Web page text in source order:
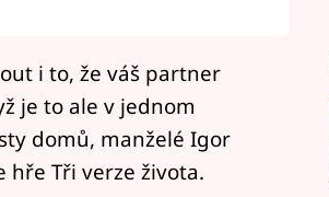
i to, že váš partner
je to ale v jednom
domů, manželé Igor
hře Tři verze života.